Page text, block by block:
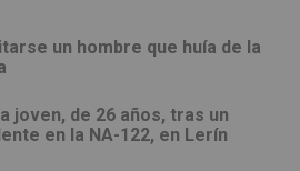
un hombre que huía de la
joven, de 26 años, tras un
en la NA-122, en Lerín